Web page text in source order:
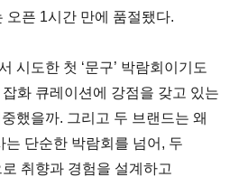
오픈 1시간 만에 품절됐다.
시도한 첫 ‘문구’ 박람회이기도
화 큐레이션에 강점을 갖고 있는
했을까. 그리고 두 브랜드는 왜
는 단순한 박람회를 넘어, 두
취향과 경험을 설계하고